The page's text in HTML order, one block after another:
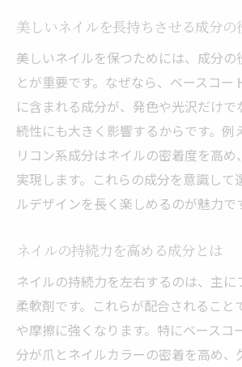
美しいネイルを長持ちさせる成分の
美しいネイルを保つためには、成分の
とが重要です。なぜなら、ベースコー
に含まれる成分が、発色や光沢だけで
続性にも大きく影響するからです。例
リコン系成分はネイルの密着度を高め
実現します。これらの成分を意識して
ルデザインを長く楽しめるのが魅力で
ネイルの持続力を高める成分とは
ネイルの持続力を左右するのは、主に
柔軟剤です。これらが配合されること
や摩擦に強くなります。特にベースコ
分が爪とネイルカラーの密着を高め